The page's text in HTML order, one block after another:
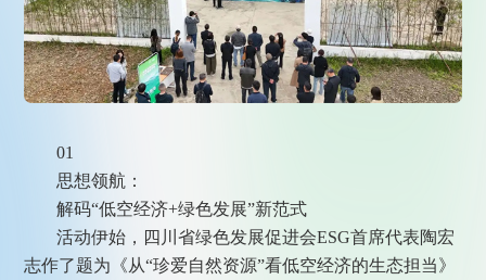
01
思想领航：
解码“低空经济+绿色发展”新范式
活动伊始，四川省绿色发展促进会ESG首席代表陶宏
志作了题为《从“珍爱自然资源”看低空经济的生态担当》